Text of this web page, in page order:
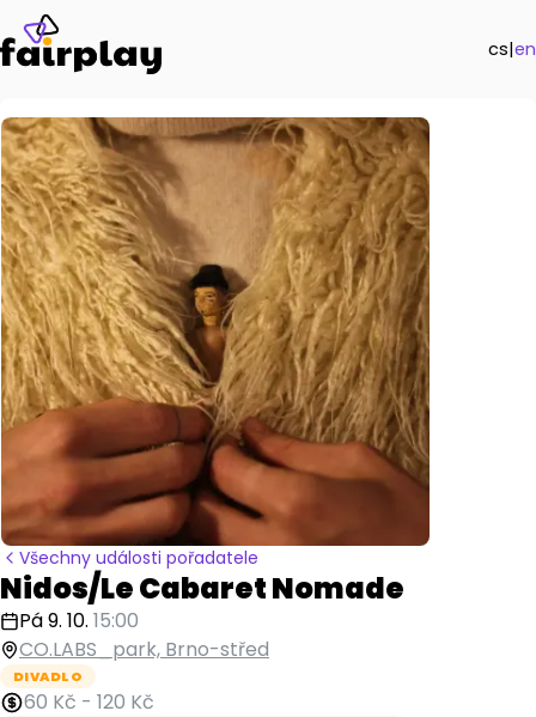
cs|en
Všechny události pořadatele
Nidos/Le Cabaret Nomade
Pá 9. 10. 15:00
CO.LABS_park, Brno-střed
DIVADLO
60 Kč - 120 Kč